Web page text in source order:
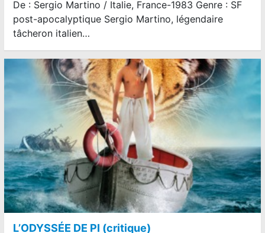
De : Sergio Martino / Italie, France-1983 Genre : SF
post-apocalyptique Sergio Martino, légendaire
tâcheron italien…
L’ODYSSÉE DE PI (critique)